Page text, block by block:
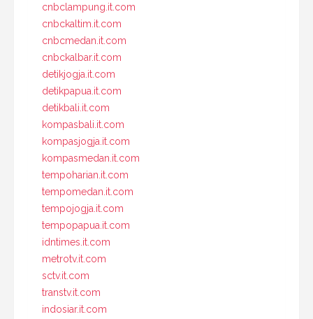
cnbclampung.it.com
cnbckaltim.it.com
cnbcmedan.it.com
cnbckalbar.it.com
detikjogja.it.com
detikpapua.it.com
detikbali.it.com
kompasbali.it.com
kompasjogja.it.com
kompasmedan.it.com
tempoharian.it.com
tempomedan.it.com
tempojogja.it.com
tempopapua.it.com
idntimes.it.com
metrotv.it.com
sctv.it.com
transtv.it.com
indosiar.it.com